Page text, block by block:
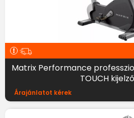
Matrix Performance professzionális szobakerékpár
TOUCH
Árajánlatot kérek